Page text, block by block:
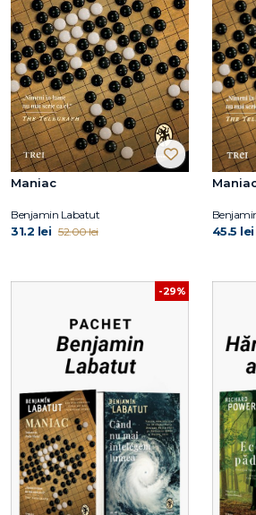
Maniac
Benjamin Labatut
31.2 lei 52.00 lei 45.5 lei
-29%